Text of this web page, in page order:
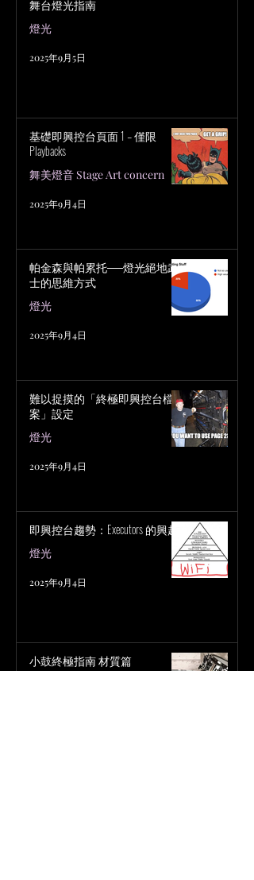
舞台燈光指南
燈光
2025年9月5日
基礎即興控台頁面 1 – 僅限
Playbacks
舞美燈音 Stage Art concern
2025年9月4日
帕金森與帕累托──燈光絕地武
士的思維方式
燈光
2025年9月4日
難以捉摸的「終極即興控台檔
案」設定
燈光
2025年9月4日
即興控台趨勢：Executors 的興起
燈光
2025年9月4日
小鼓終極指南 材質篇